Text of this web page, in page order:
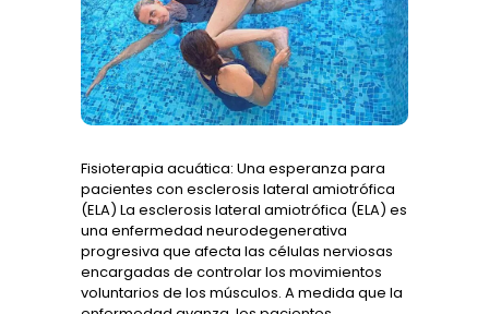
Fisioterapia acuática: Una esperanza para
pacientes con esclerosis lateral amiotrófica
(ELA) La esclerosis lateral amiotrófica (ELA) es
una enfermedad neurodegenerativa
progresiva que afecta las células nerviosas
encargadas de controlar los movimientos
voluntarios de los músculos. A medida que la